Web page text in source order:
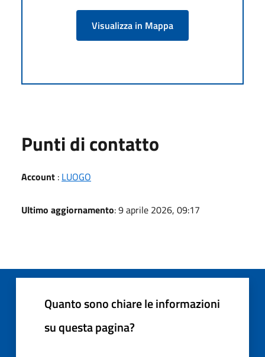
Visualizza in Mappa
Punti di contatto
Account : LUOGO
Ultimo aggiornamento: 9 aprile 2026, 09:17
Quanto sono chiare le informazioni
su questa pagina?